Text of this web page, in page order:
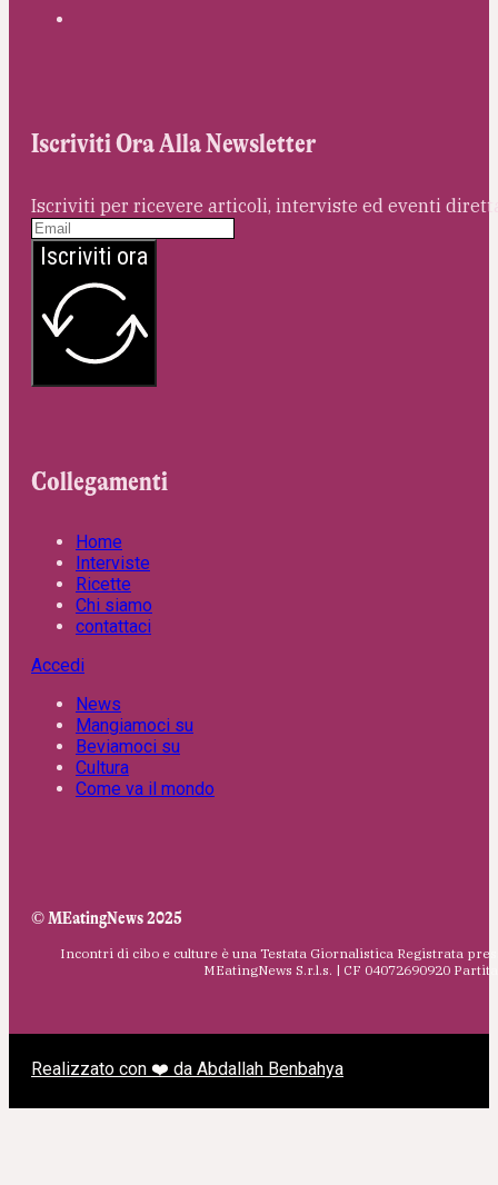
Iscriviti Ora Alla Newsletter
Iscriviti per ricevere articoli, interviste ed eventi
Iscriviti ora
Collegamenti
Home
Interviste
Ricette
Chi siamo
contattaci
Accedi
News
Mangiamoci su
Beviamoci su
Cultura
Come va il mondo
© MEatingNews 2025
Incontri di cibo e culture è una Testata Giornalistica Registrata
MEatingNews S.r.l.s. | CF 04072690920
Realizzato con ❤️ da Abdallah Benbahya